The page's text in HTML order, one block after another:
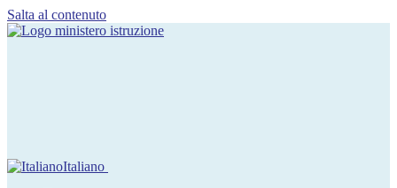
Salta al contenuto
Italiano